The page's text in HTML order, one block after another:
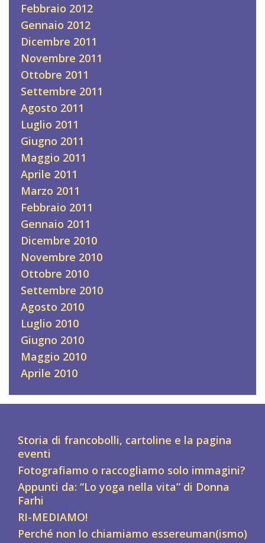
Febbraio 2012
Gennaio 2012
Dicembre 2011
Novembre 2011
Ottobre 2011
Settembre 2011
Agosto 2011
Luglio 2011
Giugno 2011
Maggio 2011
Aprile 2011
Marzo 2011
Febbraio 2011
Gennaio 2011
Dicembre 2010
Novembre 2010
Ottobre 2010
Settembre 2010
Agosto 2010
Luglio 2010
Giugno 2010
Maggio 2010
Aprile 2010
Storia di francobolli, cartoline e la pagina
eventi
Fotografiamo o raccogliamo solo immagini?
Appunti da: “Lo yoga nella vita” di Donna
Farhi
RI-MEDIAMO!
Perché non lo chiamiamo essereuman(ismo)